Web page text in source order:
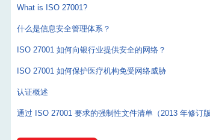
What is ISO 27001?
什么是信息安全管理体系？
ISO 27001 如何向银行业提供安全的网络？
ISO 27001 如何保护医疗机构免受网络威胁
认证概述
通过 ISO 27001 要求的强制性文件清单（2013 年修订版